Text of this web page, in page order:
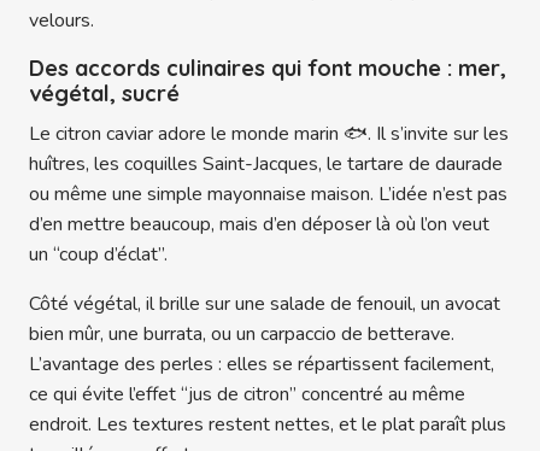
velours.
Des accords culinaires qui font mouche : mer,
végétal, sucré
Le citron caviar adore le monde marin 🐟. Il s’invite sur les
huîtres, les coquilles Saint-Jacques, le tartare de daurade
ou même une simple mayonnaise maison. L’idée n’est pas
d’en mettre beaucoup, mais d’en déposer là où l’on veut
un “coup d’éclat”.
Côté végétal, il brille sur une salade de fenouil, un avocat
bien mûr, une burrata, ou un carpaccio de betterave.
L’avantage des perles : elles se répartissent facilement,
ce qui évite l’effet “jus de citron” concentré au même
endroit. Les textures restent nettes, et le plat paraît plus